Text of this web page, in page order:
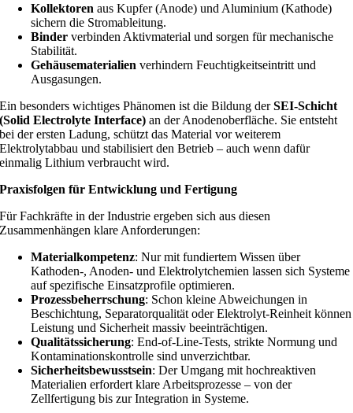
Kollektoren aus Kupfer (Anode) und Aluminium (Kathode)
sichern die Stromableitung.
Binder verbinden Aktivmaterial und sorgen für mechanische
Stabilität.
Gehäusematerialien verhindern Feuchtigkeitseintritt und
Ausgasungen.
Ein besonders wichtiges Phänomen ist die Bildung derSEI-Schicht
(Solid Electrolyte Interface) an der Anodenoberfläche. Sie entsteht
bei der ersten Ladung, schützt das Material vor weiterem
Elektrolytabbau und stabilisiert den Betrieb – auch wenn dafür
einmalig Lithium verbraucht wird.
Praxisfolgen für Entwicklung und Fertigung
Für Fachkräfte in der Industrie ergeben sich aus diesen
Zusammenhängen klare Anforderungen:
Materialkompetenz: Nur mit fundiertem Wissen über
Kathoden-, Anoden- und Elektrolytchemien lassen sich Systeme
auf spezifische Einsatzprofile optimieren.
Prozessbeherrschung: Schon kleine Abweichungen in
Beschichtung, Separatorqualität oder Elektrolyt-Reinheit können
Leistung und Sicherheit massiv beeinträchtigen.
Qualitätssicherung: End-of-Line-Tests, strikte Normung und
Kontaminationskontrolle sind unverzichtbar.
Sicherheitsbewusstsein: Der Umgang mit hochreaktiven
Materialien erfordert klare Arbeitsprozesse – von der
Zellfertigung bis zur Integration in Systeme.